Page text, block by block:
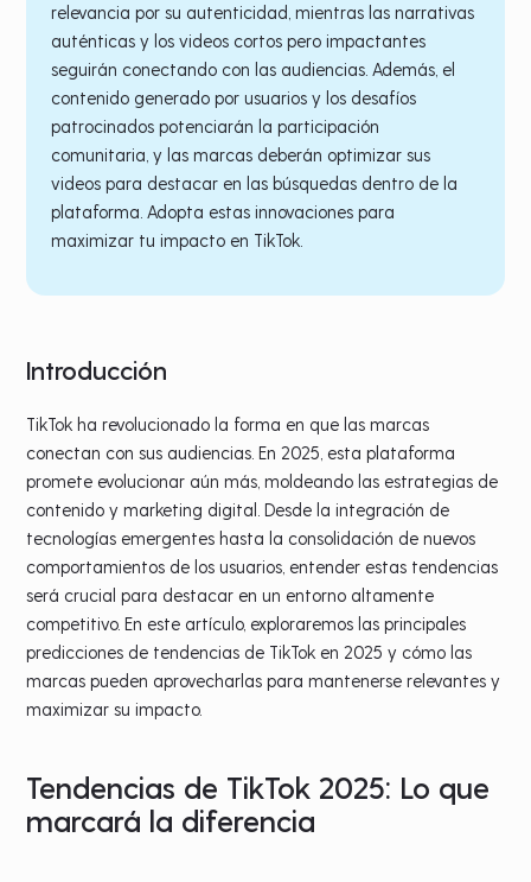
relevancia por su autenticidad, mientras las narrativas
auténticas y los videos cortos pero impactantes
seguirán conectando con las audiencias. Además, el
contenido generado por usuarios y los desafíos
patrocinados potenciarán la participación
comunitaria, y las marcas deberán optimizar sus
videos para destacar en las búsquedas dentro de la
plataforma. Adopta estas innovaciones para
maximizar tu impacto en TikTok.
Introducción
TikTok ha revolucionado la forma en que las marcas
conectan con sus audiencias. En 2025, esta plataforma
promete evolucionar aún más, moldeando las estrategias de
contenido y marketing digital. Desde la integración de
tecnologías emergentes hasta la consolidación de nuevos
comportamientos de los usuarios, entender estas tendencias
será crucial para destacar en un entorno altamente
competitivo. En este artículo, exploraremos las principales
predicciones de tendencias de TikTok en 2025 y cómo las
marcas pueden aprovecharlas para mantenerse relevantes y
maximizar su impacto.
Tendencias de TikTok 2025: Lo que
marcará la diferencia